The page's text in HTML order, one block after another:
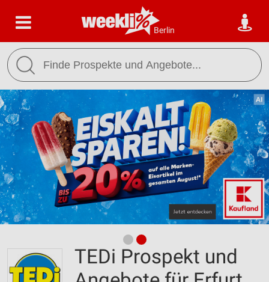
Berlin
TEDi Prospekt und